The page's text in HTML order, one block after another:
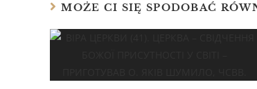
MOŻE CI SIĘ SPODOBAĆ